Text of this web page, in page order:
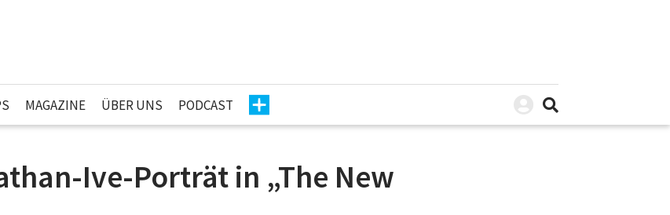
MAGAZINE ÜBER UNS PODCAST
Ive-Porträt in „The New